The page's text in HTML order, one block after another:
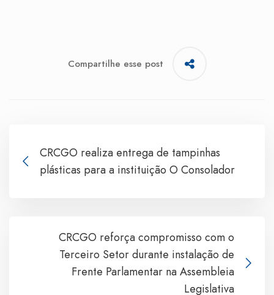
Compartilhe esse post
CRCGO realiza entrega de tampinhas
plásticas para a instituição O Consolador
CRCGO reforça compromisso com o
Terceiro Setor durante instalação de
Frente Parlamentar na Assembleia
Legislativa